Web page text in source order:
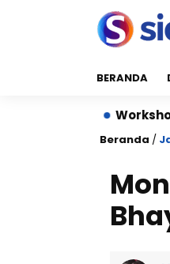
BERANDA
Workshop Smart
Beranda /